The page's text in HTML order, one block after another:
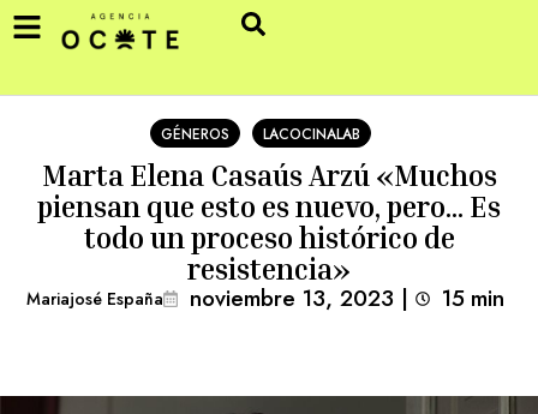
GÉNEROS LACOCINALAB
Marta Elena Casaús Arzú «Muchos
piensan que esto es nuevo, pero… Es
todo un proceso histórico de
resistencia»
Mariajosé España noviembre 13, 2023 | 15 min